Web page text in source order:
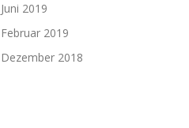
Juni 2019
Februar 2019
Dezember 2018